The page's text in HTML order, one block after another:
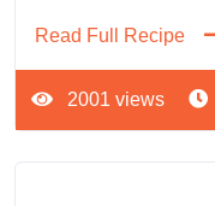
Read Full Recipe
2001 views